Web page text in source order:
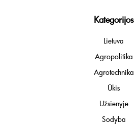
Kategorijos
Lietuva
Agropolitika
Agrotechnika
Ūkis
Užsienyje
Sodyba